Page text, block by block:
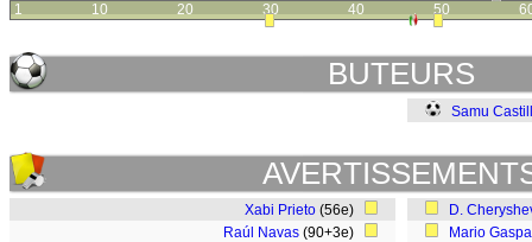
1 10 20 30 40 50
BUTEURS
Samu
Xabi Prieto (56e)
Raúl Navas (90+3e)
D.
Mario